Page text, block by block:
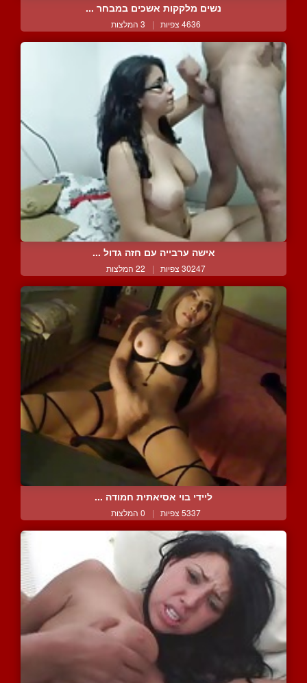
נשים מלקקות אשכים במבחר ...
4636 צפיות | 3 המלצות
אישה ערבייה עם חזה גדול ...
30247 צפיות | 22 המלצות
ליידי בוי אסיאתית חמודה ...
5337 צפיות | 0 המלצות